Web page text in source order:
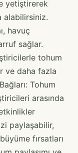
yetiştirerek
alabilirsiniz.
havuç
sağlar.
tohum
ve daha fazla
Tohum
arasında
paylaşabilir,
fırsatları